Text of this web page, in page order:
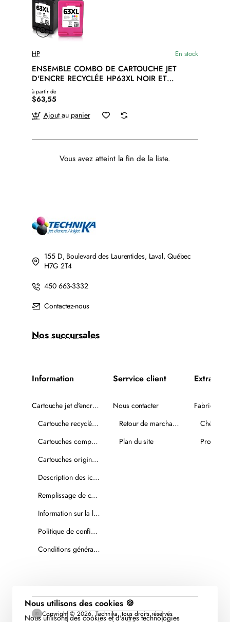
Nous utilisons des cookies 🍪
Nous utilisons des cookies et d'autres technologies
HP En stock
ENSEMBLE COMBO DE CARTOUCHE JET
D'ENCRE RECYCLÉE HP63XL NOIR ET
COULEUR
à partir de
$63,55
Ajout au panier
Vous avez atteint la fin de la liste.
155 D, Boulevard des Laurentides, Laval, Québec
H7G 2T4
450 663-3332
Contactez-nous
Nos succursales
Information
Cartouche jet d'encre recyclée
Cartouche recyclée PLUS
Cartouches compatibles
Cartouches originales
Description des icônes
Remplissage de cartouches
Information sur la livraison
Politique de confidentialité
Conditions générales de vente
Serrvice client
Nous contacter
Retour de marchandise
Plan du site
Extra
Fabricants
Copyright © 2026, Technika, tous droits réservés